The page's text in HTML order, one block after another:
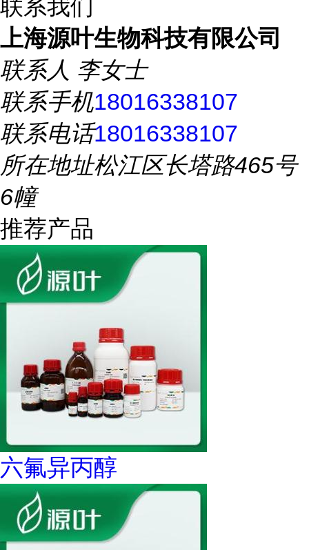
联系我们
上海源叶生物科技有限公司
联系人 李女士
联系手机18016338107
联系电话18016338107
所在地址松江区长塔路465号
6幢
推荐产品
六氟异丙醇